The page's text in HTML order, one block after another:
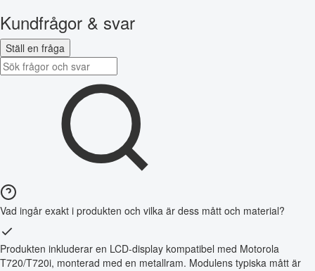
Kundfrågor & svar
Ställ en fråga
Vad ingår exakt i produkten och vilka är dess mått och material?
Produkten inkluderar en LCD-display kompatibel med Motorola
T720/T720i, monterad med en metallram. Modulens typiska mått är